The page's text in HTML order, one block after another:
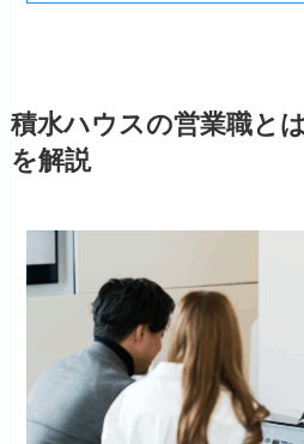
積水ハウスの営業職と
を解説